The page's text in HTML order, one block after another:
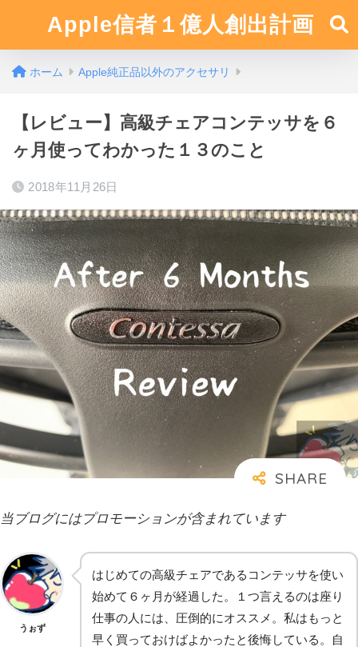
Apple信者１億人創出計画
ホーム Apple純正品以外のアクセサリ
【レビュー】高級チェアコンテッサを６
ヶ月使ってわかった１３のこと
2018年11月26日
当ブログにはプロモーションが含まれています
うぉず
はじめての高級チェアであるコンテッサを使い
始めて６ヶ月が経過した。１つ言えるのは座り
仕事の人には、圧倒的にオススメ。私はもっと
早く買っておけばよかったと後悔している。自